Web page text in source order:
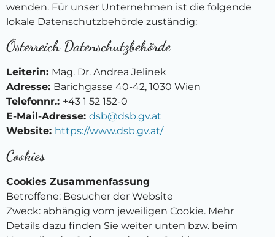
wenden. Für unser Unternehmen ist die folgende
lokale Datenschutzbehörde zuständig:
Österreich Datenschutzbehörde
Leiterin: Mag. Dr. Andrea Jelinek
Adresse: Barichgasse 40-42, 1030 Wien
Telefonnr.: +43 1 52 152-0
E-Mail-Adresse: dsb@dsb.gv.at
Website: https://www.dsb.gv.at/
Cookies
Cookies Zusammenfassung
Betroffene: Besucher der Website
Zweck: abhängig vom jeweiligen Cookie. Mehr
Details dazu finden Sie weiter unten bzw. beim